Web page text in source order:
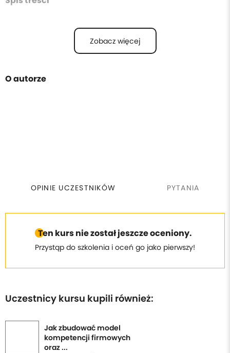
Zobacz więcej
O autorze
OPINIE UCZESTNIKÓW PYTANIA
Ten kurs nie został jeszcze oceniony.
Przystąp do szkolenia i oceń go jako pierwszy!
Uczestnicy kursu kupili również:
Jak zbudować model
kompetencji firmowych
oraz ...